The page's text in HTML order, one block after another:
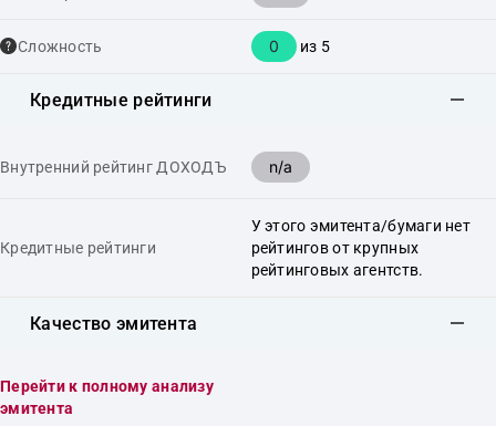
Сложность 0 из 5
Кредитные рейтинги
Внутренний рейтинг ДОХОДЪ n/a
Кредитные рейтинги
У этого эмитента/бумаги нет
рейтингов от крупных
рейтинговых агентств.
Качество эмитента
Перейти к полному анализу
эмитента